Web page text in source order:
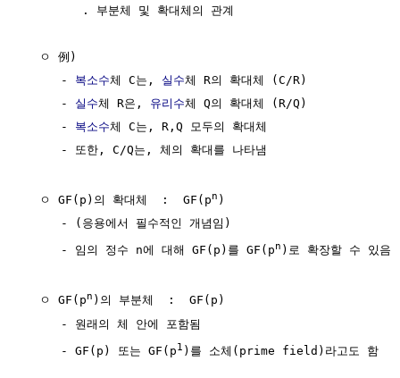
        . 부분체 및 확대체의 관계
  ㅇ 例)
     -
복소수체 C는, 실수체 R의 확대체 (C/R)
     -
실수체 R은, 유리수체 Q의 확대체 (R/Q)
     -
복소수체 C는, R,Q 모두의 확대체
     - 또한, C/Q는, 체의 확대를 나타냄
  ㅇ GF(p)의 확대체  :  GF(p
n )
     - (응용에서 필수적인 개념임)
     - 임의 정수 n에 대해 GF(p)를 GF(p
n )로 확장할 수 있음
  ㅇ GF(p
n )의 부분체  :  GF(p)
     - 원래의 체 안에 포함됨
     - GF(p) 또는 GF(p
1 )를 소체(prime field)라고도 함